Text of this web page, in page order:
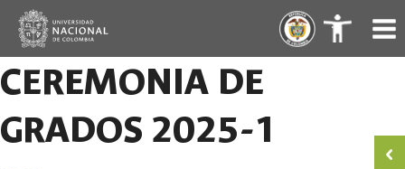
Saltar
contenido
. .
CEREMONIA DE
GRADOS 2025-1